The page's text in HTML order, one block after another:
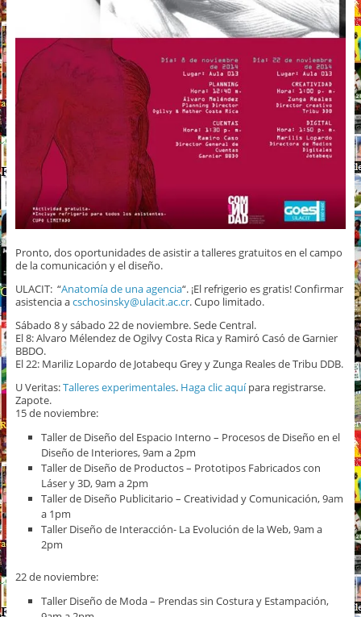
Pronto, dos oportunidades de asistir a talleres gratuitos en el campo
de la comunicación y el diseño.
ULACIT: “Anatomía de una agencia“. ¡El refrigerio es gratis! Confirmar
asistencia acschosinsky@ulacit.ac.cr. Cupo limitado.
Sábado 8 y sábado 22 de noviembre. Sede Central.
El 8: Alvaro Mélendez de Ogilvy Costa Rica y Ramiró Casó de Garnier
BBDO.
El 22: Mariliz Lopardo de Jotabequ Grey y Zunga Reales de Tribu DDB.
U Veritas:Talleres experimentales. Haga clic aquípara registrarse.
Zapote.
15 de noviembre:
Taller de Diseño del Espacio Interno – Procesos de Diseño en el
Diseño de Interiores, 9am a 2pm
Taller de Diseño de Productos – Prototipos Fabricados con
Láser y 3D, 9am a 2pm
Taller de Diseño Publicitario – Creatividad y Comunicación, 9am
a 1pm
Taller Diseño de Interacción- La Evolución de la Web, 9am a
2pm
22 de noviembre:
Taller Diseño de Moda – Prendas sin Costura y Estampación,